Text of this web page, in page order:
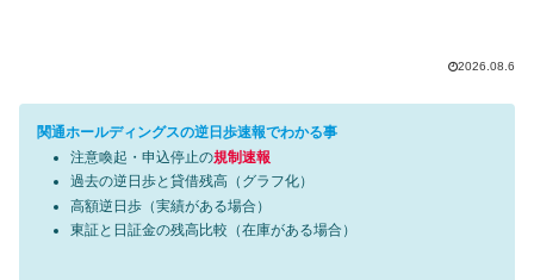
2026.08.6
関通ホールディングスの逆日歩速報でわかる事
注意喚起・申込停止の規制速報
過去の逆日歩と貸借残高（グラフ化）
高額逆日歩（実績がある場合）
東証と日証金の残高比較（在庫がある場合）